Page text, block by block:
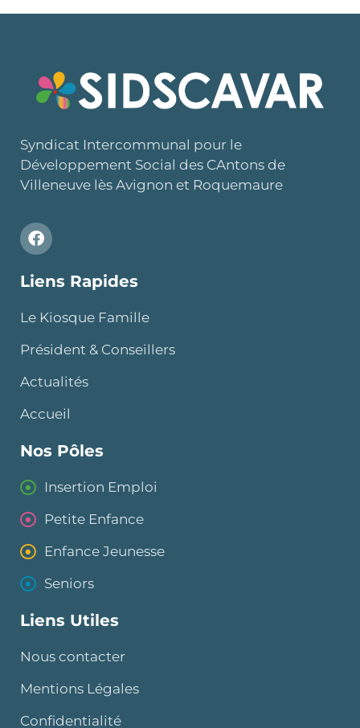
Syndicat Intercommunal pour le
Développement Social des CAntons de
Villeneuve lès Avignon et Roquemaure
Liens Rapides
Le Kiosque Famille
Président & Conseillers
Actualités
Accueil
Nos Pôles
Insertion Emploi
Petite Enfance
Enfance Jeunesse
Seniors
Liens Utiles
Nous contacter
Mentions Légales
Confidentialité